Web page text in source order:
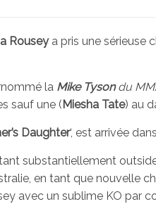
Rouseya pris une sérieuse
la Mike Tysondu
sauf une ( Miesha Tate) au
Daughter‘, est arrivée dans
substantiellement
en tant que nouvelle
avec un sublime KO par